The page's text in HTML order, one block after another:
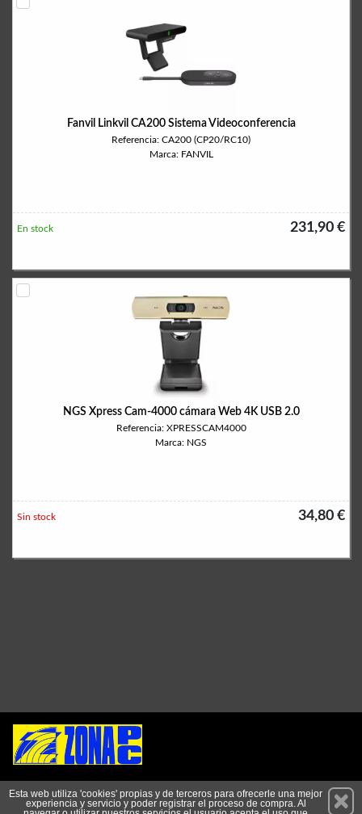
Fanvil Linkvil CA200 Sistema Videoconferencia
Referencia: CA200 (CP20/RC10)
Marca: FANVIL
231,90 €
En stock
NGS Xpress Cam-4000 cámara Web 4K USB 2.0
Referencia: XPRESSCAM4000
Marca: NGS
34,80 €
Sin stock
Suscríbete
Esta web utiliza 'cookies' propias y de terceros para ofrecerle una mejor
experiencia y servicio y poder registrar el proceso de compra. Al